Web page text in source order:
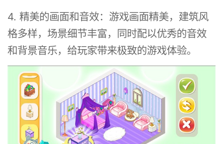
4. 精美的画面和音效：游戏画面精美，建筑风
格多样，场景细节丰富，同时配以优秀的音效
和背景音乐，给玩家带来极致的游戏体验。